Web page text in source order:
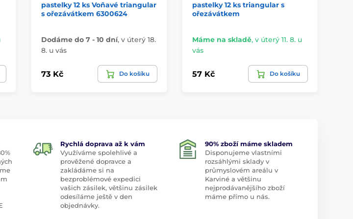
pastelky 12 ks Voňavé triangular
s ořezávátkem 6300624
Dodáme do 7 - 10 dní, v úterý 18.
8. u vás
73 Kč Do košíku
pastelky 12 ks triangular s
ořezávátkem
Máme na skladě, v úterý 11. 8. u
vás
57 Kč Do košíku
Rychlá doprava až k vám
Využíváme spolehlivé a
prověžené dopravce a
zakládáme si na
bezproblémové expedici
vašich zásilek, většinu zásilek
odesíláme ještě v den
objednávky.
90% zboží máme skladem
Disponujeme vlastními
rozsáhlými sklady v
průmyslovém areálu v
Karviné a většinu
nejprodávanějšího zboží
máme přímo u nás.